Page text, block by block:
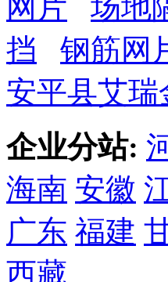
网片
场地
挡
钢筋网
安平县艾
企业分站:
海南 安徽
广东 福建
西藏